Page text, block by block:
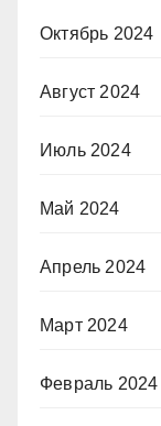
Октябрь 2024
Август 2024
Июль 2024
Май 2024
Апрель 2024
Март 2024
Февраль 2024